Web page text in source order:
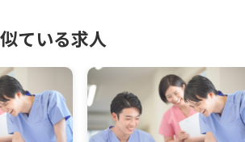
ている求人